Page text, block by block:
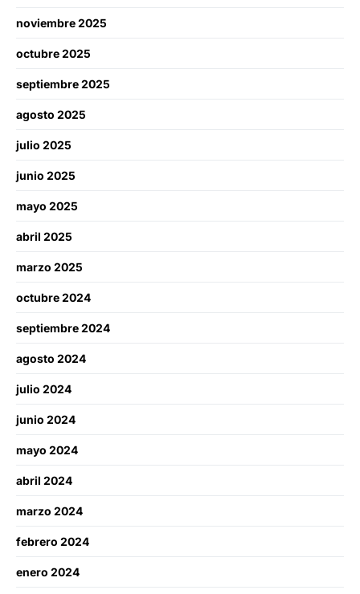
noviembre 2025
octubre 2025
septiembre 2025
agosto 2025
julio 2025
junio 2025
mayo 2025
abril 2025
marzo 2025
octubre 2024
septiembre 2024
agosto 2024
julio 2024
junio 2024
mayo 2024
abril 2024
marzo 2024
febrero 2024
enero 2024